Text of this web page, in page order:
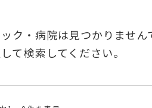
ク・病院は見つかりません
て検索してください。